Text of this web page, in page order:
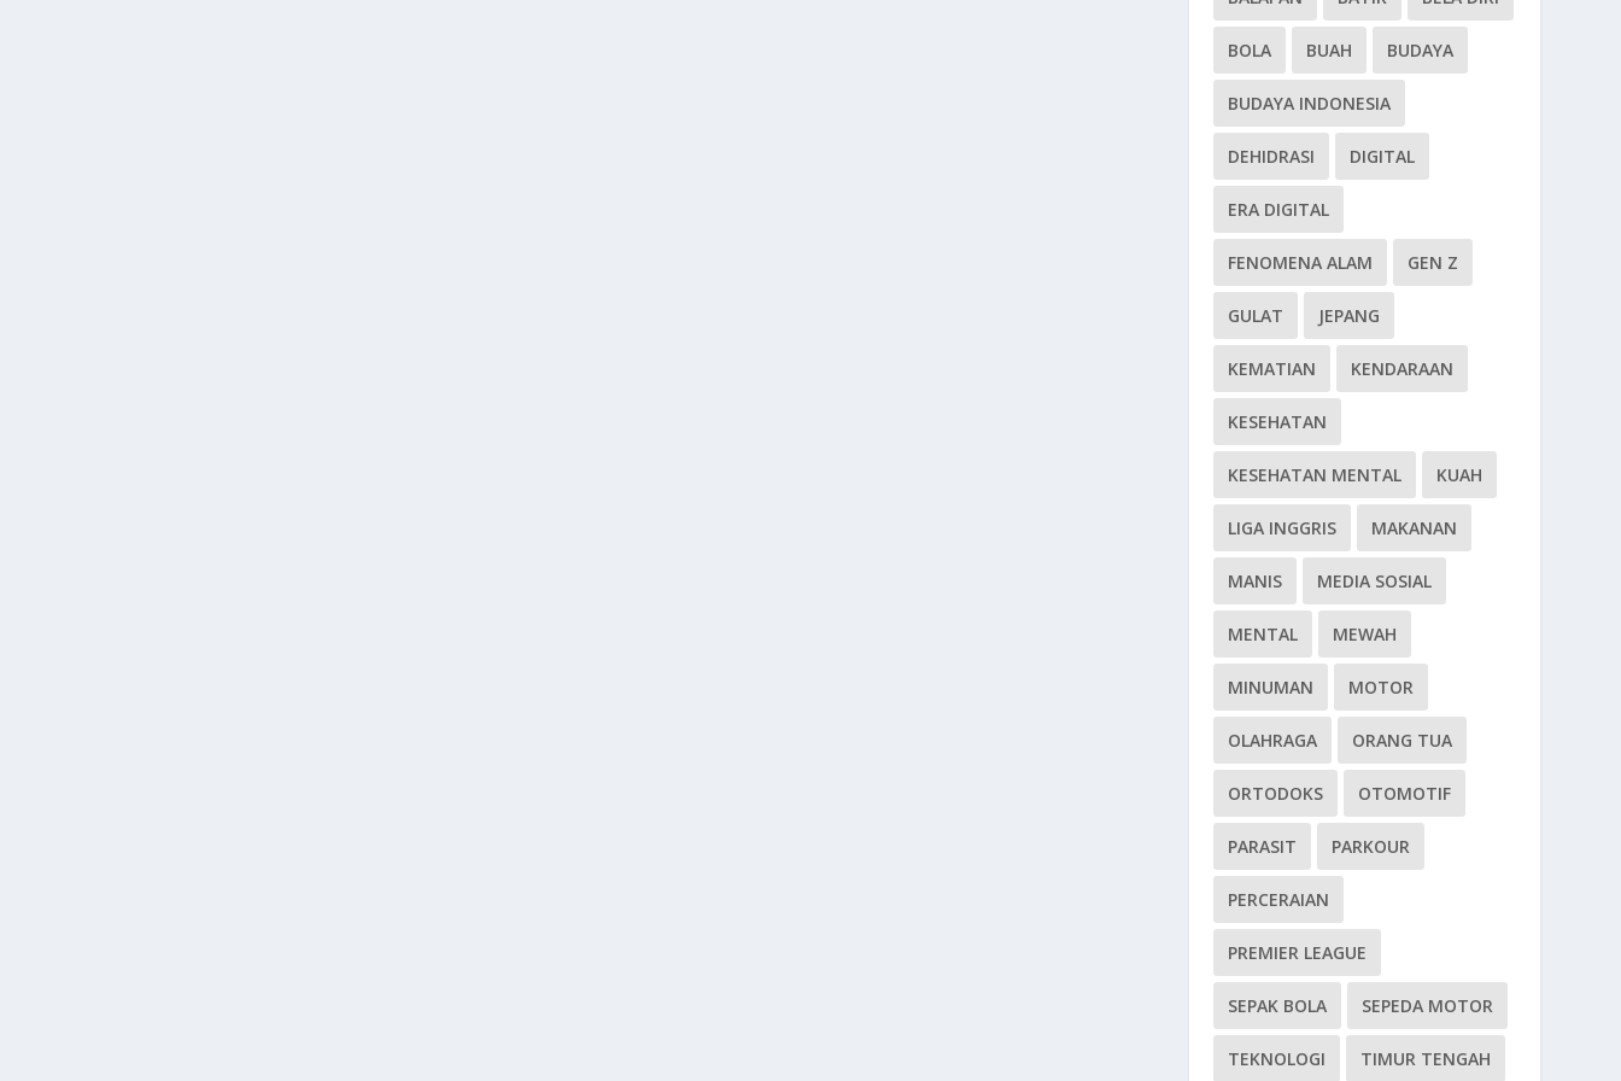
BOLA BUAH BUDAYA
BUDAYA INDONESIA
DEHIDRASI DIGITAL
ERA DIGITAL
FENOMENA ALAM GEN Z
GULAT JEPANG
KEMATIAN KENDARAAN
KESEHATAN
KESEHATAN MENTAL KUAH
LIGA INGGRIS MAKANAN
MANIS MEDIA SOSIAL
MENTAL MEWAH
MINUMAN MOTOR
OLAHRAGA ORANG TUA
ORTODOKS OTOMOTIF
PARASIT PARKOUR
PERCERAIAN
PREMIER LEAGUE
SEPAK BOLA SEPEDA MOTOR
TEKNOLOGI TIMUR TENGAH